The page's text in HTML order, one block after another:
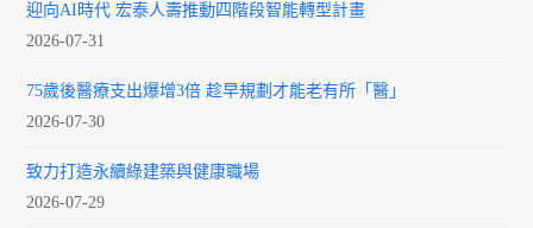
迎向AI時代 宏泰人壽推動四階段智能轉型計畫
2026-07-31
75歲後醫療支出爆增3倍 趁早規劃才能老有所「醫」
2026-07-30
致力打造永續綠建築與健康職場
2026-07-29